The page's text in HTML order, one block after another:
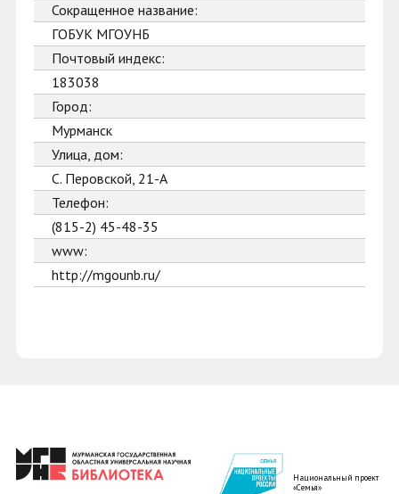
Сокращенное название:
ГОБУК МГОУНБ
Почтовый индекс:
183038
Город:
Мурманск
Улица, дом:
С. Перовской, 21-А
Телефон:
(815-2) 45-48-35
www:
http://mgounb.ru/
Национальный проект
«Семья»